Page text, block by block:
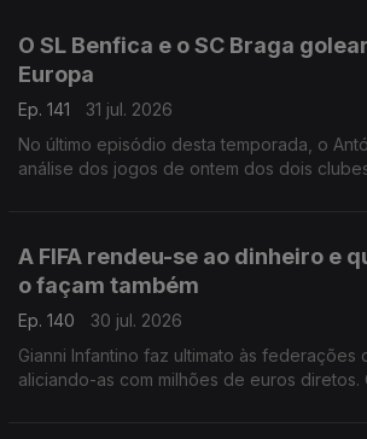
O SL Benfica e o SC Braga
Europa
Ep. 141
31 jul. 2026
No último episódio desta temporada, o
análise dos jogos de ontem dos dois
A FIFA rendeu-se ao dinheiro e
o façam também
Ep. 140
30 jul. 2026
Gianni Infantino faz ultimato às federações
aliciando-as com milhões de euros diretos.